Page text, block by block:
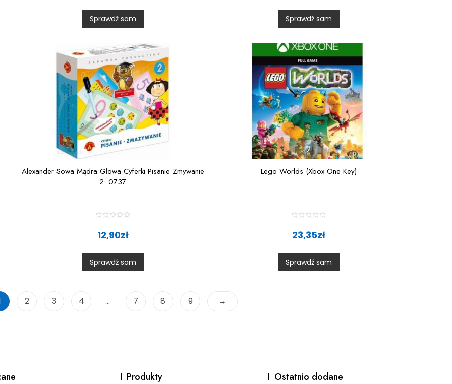
0
o
u
t
Sprawdź sam
0
o
u
t
5
Sprawdź sam
Alexander Sowa Mądra Głowa Cyferki Pisanie Zmywanie
2. 0737
0
o
u
t
12,90zł
Sprawdź sam
Lego Worlds (Xbox One Key)
t
0
o
u
t
23,35zł
Sprawdź sam
2 3 4 … 7 8 9 →
Produkty Ostatnio dodane